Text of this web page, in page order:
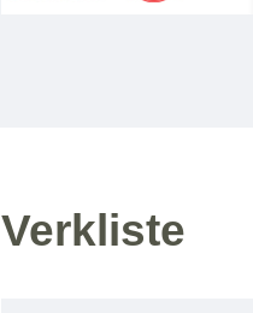
Verkliste